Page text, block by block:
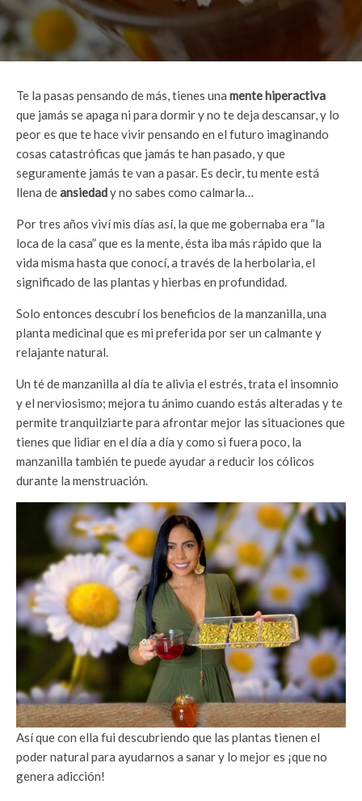
Te la pasas pensando de más, tienes una mente hiperactiva
que jamás se apaga ni para dormir y no te deja descansar, y lo
peor es que te hace vivir pensando en el futuro imaginando
cosas catastróficas que jamás te han pasado, y que
seguramente jamás te van a pasar. Es decir, tu mente está
llena deansiedady no sabes como calmarla…
Por tres años viví mis días así, la que me gobernaba era “la
loca de la casa” que es la mente, ésta iba más rápido que la
vida misma hasta que conocí, a través de la herbolaria, el
significado de las plantas y hierbas en profundidad.
Solo entonces descubrí los beneficios de la manzanilla, una
planta medicinal que es mi preferida por ser un calmante y
relajante natural.
Un té de manzanilla al día te alivia el estrés, trata el insomnio
y el nerviosismo; mejora tu ánimo cuando estás alteradas y te
permite tranquilziarte para afrontar mejor las situaciones que
tienes que lidiar en el día a día y como si fuera poco, la
manzanilla también te puede ayudar a reducir los cólicos
durante la menstruación.
Así que con ella fui descubriendo que las plantas tienen el
poder natural para ayudarnos a sanar y lo mejor es ¡que no
genera adicción!